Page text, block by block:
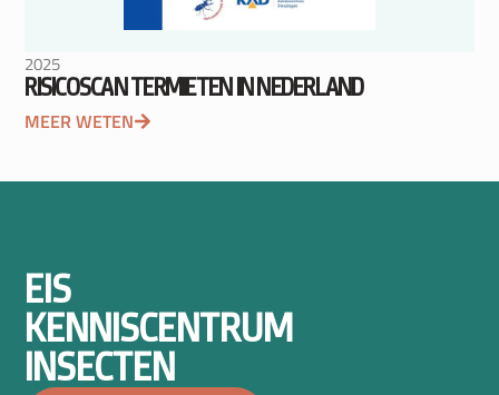
2025
RISICOSCAN TERMIETEN IN NEDERLAND
MEER WETEN
EIS
KENNISCENTRUM
INSECTEN